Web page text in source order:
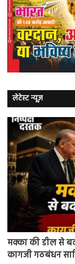
लेटेस्ट न्यूज़
मक्का की डील से
कागजी गठबंधन